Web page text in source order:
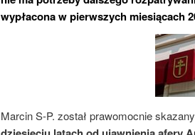
wypłacona w pierwszych miesiącach
Marcin S-P. został prawomocnie